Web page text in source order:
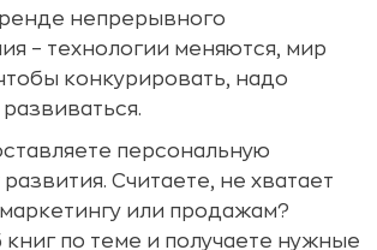
непрерывного
– технологии меняются, мир
конкурировать, надо
персональную
Считаете, не хватает
или продажам?
книг по теме и получаете нужные